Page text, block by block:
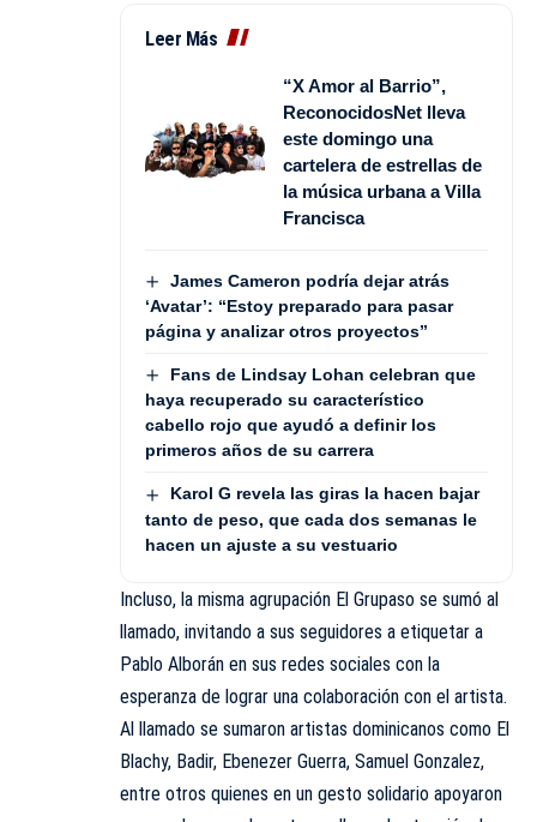
Leer Más
“X Amor al Barrio”,
ReconocidosNet lleva
este domingo una
cartelera de estrellas de
la música urbana a Villa
Francisca
James Cameron podría dejar atrás
‘Avatar’: “Estoy preparado para pasar
página y analizar otros proyectos”
Fans de Lindsay Lohan celebran que
haya recuperado su característico
cabello rojo que ayudó a definir los
primeros años de su carrera
Karol G revela las giras la hacen bajar
tanto de peso, que cada dos semanas le
hacen un ajuste a su vestuario
Incluso, la misma agrupación El Grupaso se sumó al
llamado, invitando a sus seguidores a etiquetar a
Pablo Alborán en sus redes sociales con la
esperanza de lograr una colaboración con el artista.
Al llamado se sumaron artistas dominicanos como El
Blachy, Badir, Ebenezer Guerra, Samuel Gonzalez,
entre otros quienes en un gesto solidario apoyaron